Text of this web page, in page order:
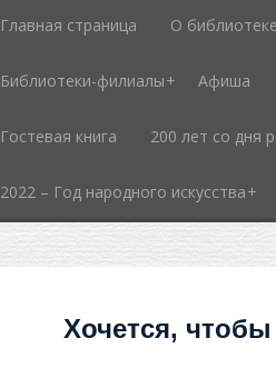
Главная страница О библиотеке
Библиотеки-филиалы Афиша
Гостевая книга 200 лет со дня
2022 – Год народного искусства
Хочется,